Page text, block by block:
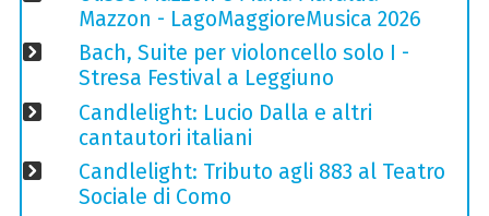
Mazzon - LagoMaggioreMusica 2026
Bach, Suite per violoncello solo I -
Stresa Festival a Leggiuno
Candlelight: Lucio Dalla e altri
cantautori italiani
Candlelight: Tributo agli 883 al Teatro
Sociale di Como